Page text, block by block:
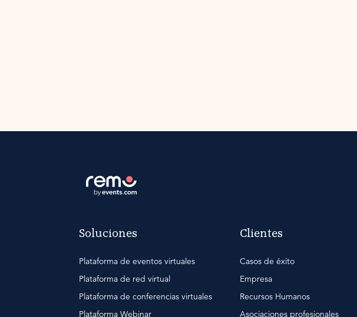
Soluciones
Plataforma de eventos virtuales
Plataforma de red virtual
Plataforma de conferencias virtuales
Plataforma Webinar
Clientes
Casos de éxito
Empresa
Recursos Humanos
Asociaciones profesionales